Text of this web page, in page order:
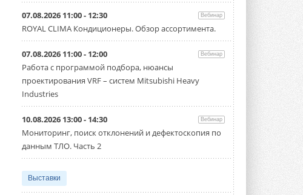
07.08.2026 11:00 - 12:30 Вебинар
ROYAL CLIMA Кондиционеры. Обзор ассортимента.
07.08.2026 11:00 - 12:00 Вебинар
Работа с программой подбора, нюансы
проектирования VRF – систем Mitsubishi Heavy
Industries
10.08.2026 13:00 - 14:30 Вебинар
Мониторинг, поиск отклонений и дефектоскопия по
данным ТЛО. Часть 2
Выставки